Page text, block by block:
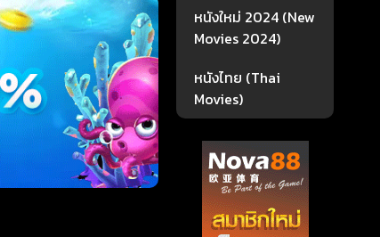
หนังใหม่ 2024 (New
Movies 2024)
หนังไทย (Thai
Movies)